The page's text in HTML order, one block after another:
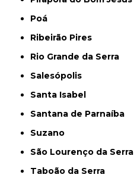
Poá
Ribeirão Pires
Rio Grande da Serra
Salesópolis
Santa Isabel
Santana de Parnaíba
Suzano
São Lourenço da Serra
Taboão da Serra